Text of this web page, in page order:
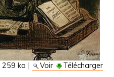
259 ko | Voir Télécharger